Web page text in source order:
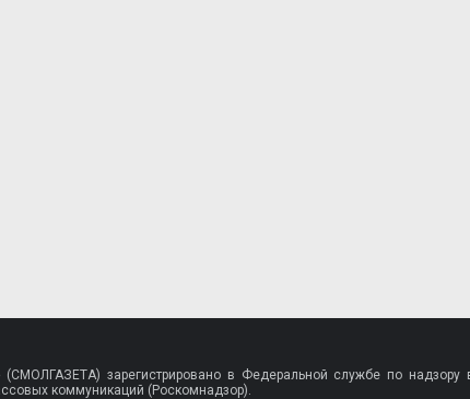
(СМОЛГАЗЕТА) зарегистрировано в Федеральной службе по надзору
коммуникаций (Роскомнадзор).